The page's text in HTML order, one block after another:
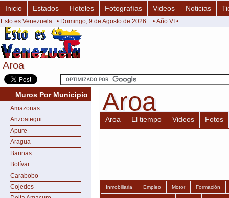
Aroa
Aroa
Inicio Estados Hoteles Fotografías Videos Noticias
Esto es Venezuela • Domingo, 9 de Agosto de 2026 • Año VI •
Muros Por Municipio
Amazonas
Anzoategui
Apure
Aragua
Barinas
Bolívar
Carabobo
Cojedes
Aroa
Aroa
Aroa El tiempo Videos Fotos
Inmobiliaria Empleo Motor Formación